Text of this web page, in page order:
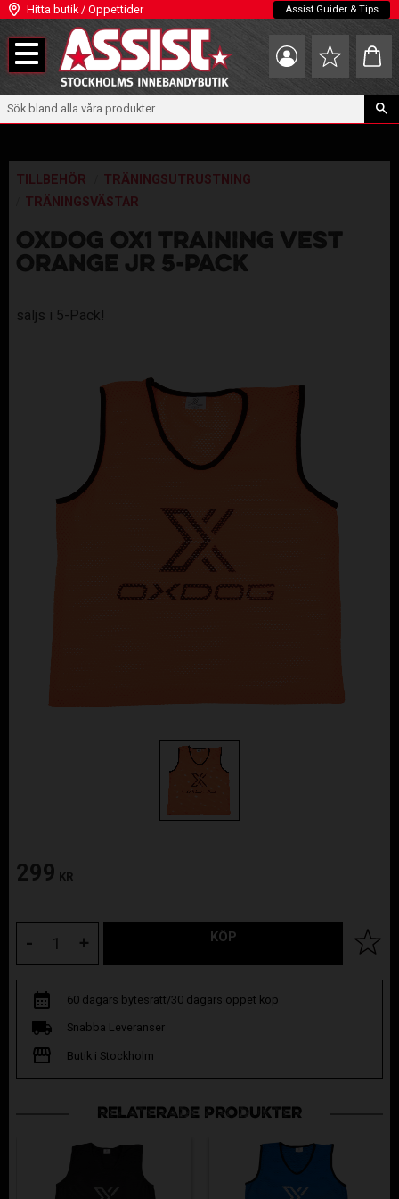
Meny
Hitta butik / Öppettider Assist Guider & Tips
Favoriter
TILLBEHÖR
TRÄNINGSUTRUSTNING
TRÄNINGSVÄSTAR
OXDOG OX1 TRAINING VEST
ORANGE JR 5-PACK
säljs i 5-Pack!
299 KR
+
- KÖP Lägg
60 dagars bytesrätt/30 dagars öppet köp
Snabba Leveranser
Butik i Stockholm
RELATERADE PRODUKTER